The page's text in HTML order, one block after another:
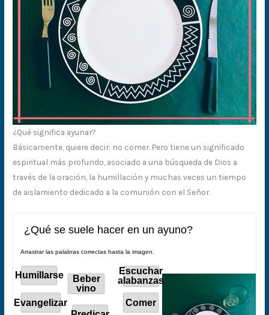
¿Qué significa ayunar?
Básicamente, quiere decir: no comer. Pero tiene un significado
espiritual más profundo, asociado a una búsqueda de Dios a
través de la oración, la humillación y muchas veces un tiempo
de aislamiento dedicado a la comunión con el Señor.